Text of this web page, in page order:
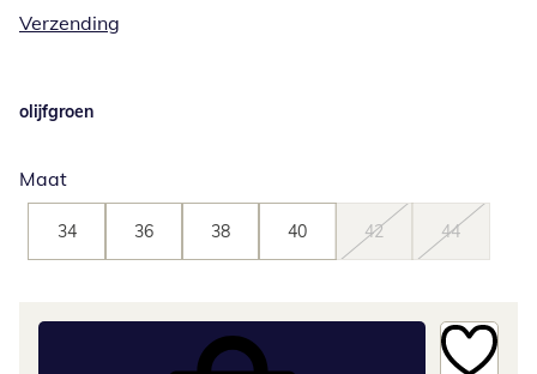
Verzending
olijfgroen
Maat
34 36 38 40 42 44